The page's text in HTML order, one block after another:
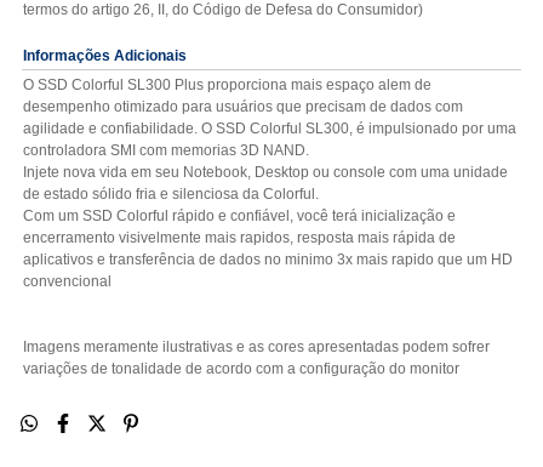
termos do artigo 26, II, do Código de Defesa do Consumidor)
Informações Adicionais
O SSD Colorful SL300 Plus proporciona mais espaço alem de
desempenho otimizado para usuários que precisam de dados com
agilidade e confiabilidade. O SSD Colorful SL300, é impulsionado por uma
controladora SMI com memorias 3D NAND.
Injete nova vida em seu Notebook, Desktop ou console com uma unidade
de estado sólido fria e silenciosa da Colorful.
Com um SSD Colorful rápido e confiável, você terá inicialização e
encerramento visivelmente mais rapidos, resposta mais rápida de
aplicativos e transferência de dados no minimo 3x mais rapido que um HD
convencional
Imagens meramente ilustrativas e as cores apresentadas podem sofrer
variações de tonalidade de acordo com a configuração do monitor